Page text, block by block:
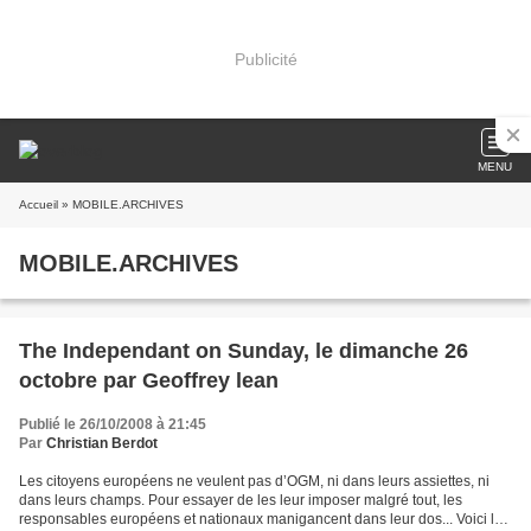
Publicité
MENU
Accueil » MOBILE.ARCHIVES
MOBILE.ARCHIVES
The Independant on Sunday, le dimanche 26
octobre par Geoffrey lean
Publié le 26/10/2008 à 21:45
Par Christian Berdot
Les citoyens européens ne veulent pas d’OGM, ni dans leurs assiettes, ni
dans leurs champs. Pour essayer de les leur imposer malgré tout, les
responsables européens et nationaux manigancent dans leur dos... Voici le